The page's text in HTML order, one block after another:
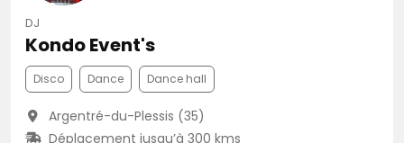
DJ
Kondo Event's
Disco Dance Dance hall
Argentré-du-Plessis (35)
Déplacement jusqu’à 300 kms